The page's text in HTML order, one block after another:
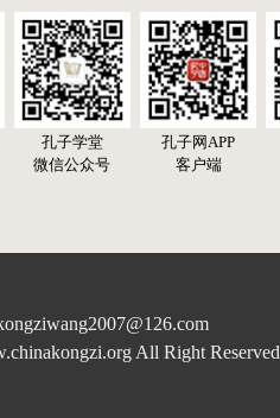
孔子学堂
微信公众号
孔子网APP
客户端
All Right Reserved